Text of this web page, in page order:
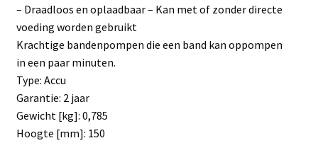
– Draadloos en oplaadbaar – Kan met of zonder directe
voeding worden gebruikt
Krachtige bandenpompen die een band kan oppompen
in een paar minuten.
Type: Accu
Garantie: 2 jaar
Gewicht [kg]: 0,785
Hoogte [mm]: 150